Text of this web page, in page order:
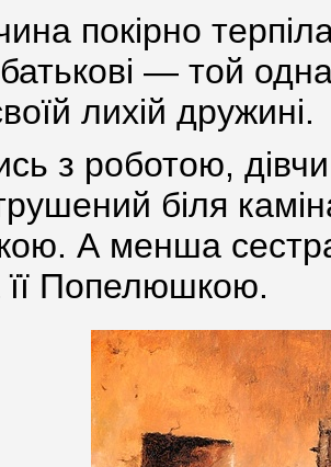
покірно
— той
лихій дружині.
з роботою,
біля
А менша
її Попелюшкою.